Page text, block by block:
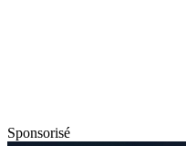
Sponsorisé